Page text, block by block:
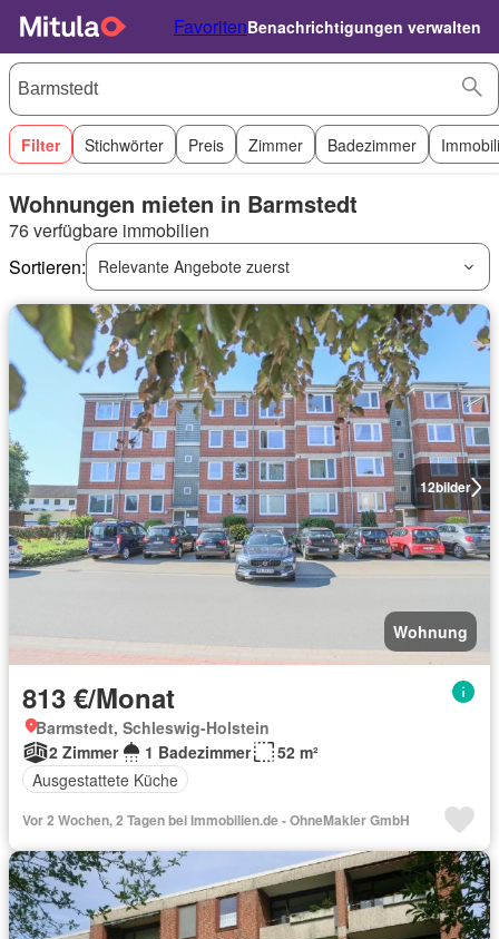
FavoritenBenachrichtigungen verwalten
Filter Stichwörter Preis Zimmer Badezimmer
Wohnungen mieten in Barmstedt
76 verfügbare immobilien
Sortieren:
Relevante Angebote zuerst
12bilder
Wohnung
813 €/Monat
Barmstedt, Schleswig-Holstein
2 Zimmer
1 Badezimmer
52 m²
Ausgestattete Küche
Vor 2 Wochen, 2 Tagen bei Immobilien.de - OhneMakler GmbH